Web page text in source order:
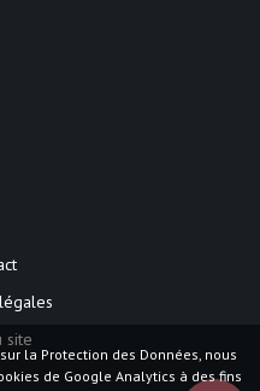
la Protection des Données, nous
de Google Analytics à des fins
site